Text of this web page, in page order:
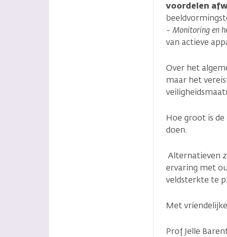
voordelen
- Monitoring en
van actieve
Over het
maar het
Hoe groot is
doen.
Alternatieven
ervaring met
veldsterkte te
Met
Prof Jelle